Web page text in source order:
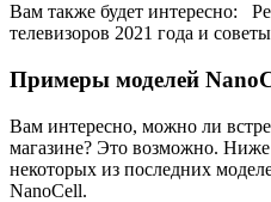
Вам также будет интересно:
телевизоров 2021 года и
Примеры моделей
Вам интересно, можно ли
магазине? Это возможно.
некоторых из последних
NanoCell.